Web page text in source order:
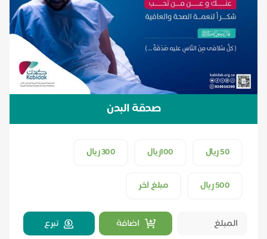
صدقة البدن
50 ريال 100ريال 300 ريال
500 ريال مبلغ اخر
اضافة تبرع